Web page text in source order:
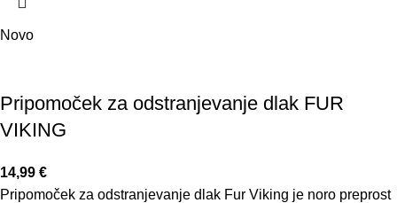
Novo
Pripomoček za odstranjevanje dlak FUR
VIKING
14,99 €
Pripomoček za odstranjevanje dlak Fur Viking je noro preprost